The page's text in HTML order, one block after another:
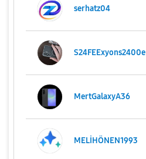
serhatz04
S24FEExyons2400e
MertGalaxyA36
MELİHÖNEN1993